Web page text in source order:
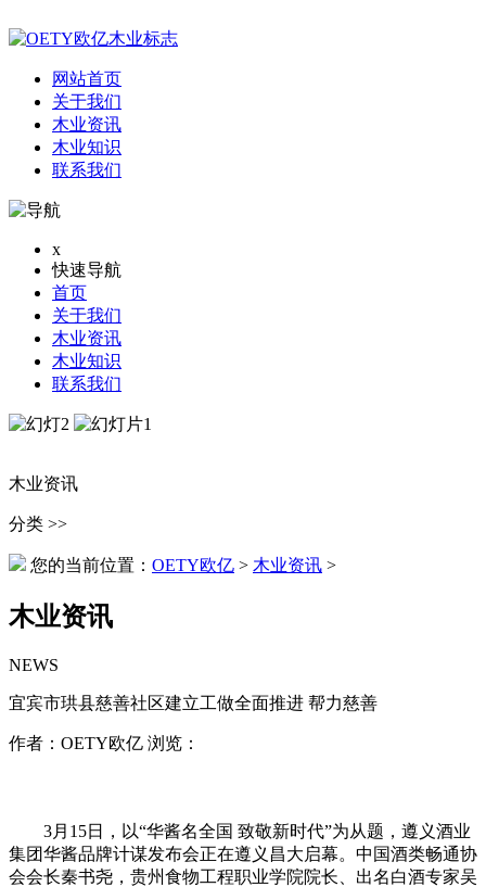
网站首页
关于我们
木业资讯
木业知识
联系我们
x
快速导航
首页
关于我们
木业资讯
木业知识
联系我们
木业资讯
分类 >>
您的当前位置： OETY欧亿 > 木业资讯 >
木业资讯
NEWS
宜宾市珙县慈善社区建立工做全面推进 帮力慈善
作者：OETY欧亿 浏览：
3月15日，以“华酱名全国 致敬新时代”为从题，遵义酒业
集团华酱品牌计谋发布会正在遵义昌大启幕。中国酒类畅通协
会会长秦书尧，贵州食物工程职业学院院长、出名白酒专家吴